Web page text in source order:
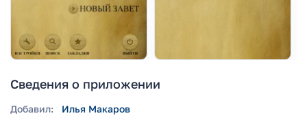
Сведения о приложении
Добавил:
Илья Макаров